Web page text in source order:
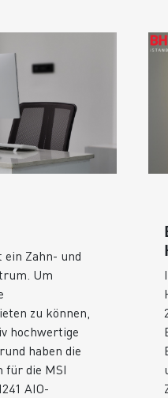
ein Zahn- und
Um
zu können,
hochwertige
haben die
für die MSI
AIO-